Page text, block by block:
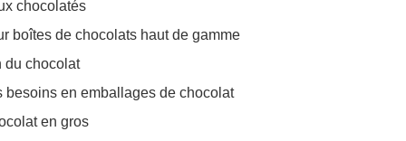
chocolatés
boîtes de chocolats haut de gamme
du chocolat
en emballages de chocolat
en gros